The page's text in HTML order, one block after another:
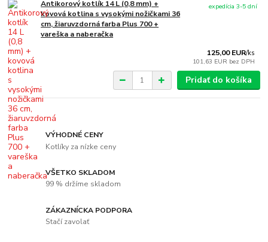
Antikorový kotlík 14 L (0,8 mm) +
kovová kotlina s vysokými nožičkami 36
cm, žiaruvzdorná farba Plus 700 +
vareška a naberačka
125,00 EUR/ks
101,63 EUR bez DPH
expedícia 3-5 dní
Pridať do košíka
VÝHODNÉ CENY
Kotlíky za nízke ceny
VŠETKO SKLADOM
99 % držíme skladom
ZÁKAZNÍCKA PODPORA
Stačí zavolať